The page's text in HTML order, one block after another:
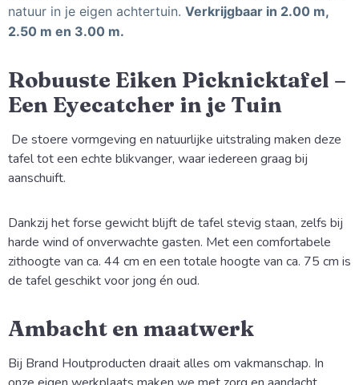
natuur in je eigen achtertuin. Verkrijgbaar in 2.00 m,
2.50 m en 3.00 m.
Robuuste Eiken Picknicktafel –
Een Eyecatcher in je Tuin
De stoere vormgeving en natuurlijke uitstraling maken deze
tafel tot een echte blikvanger, waar iedereen graag bij
aanschuift.
Dankzij het forse gewicht blijft de tafel stevig staan, zelfs bij
harde wind of onverwachte gasten. Met een comfortabele
zithoogte van ca. 44 cm en een totale hoogte van ca. 75 cm is
de tafel geschikt voor jong én oud.
Ambacht en maatwerk
Bij Brand Houtproducten draait alles om vakmanschap. In